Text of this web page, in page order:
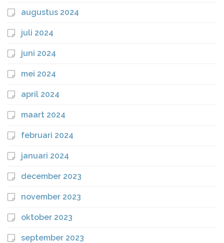
augustus 2024
juli 2024
juni 2024
mei 2024
april 2024
maart 2024
februari 2024
januari 2024
december 2023
november 2023
oktober 2023
september 2023